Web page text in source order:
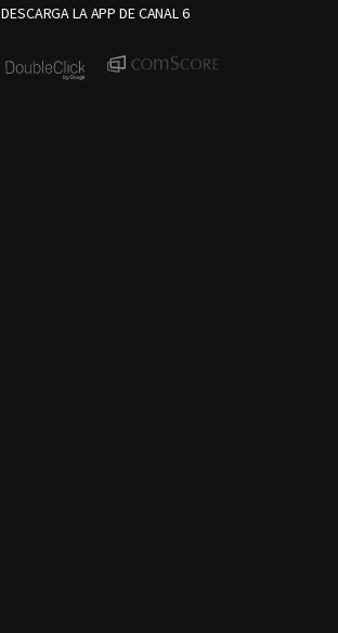
DESCARGA LA APP DE CANAL 6